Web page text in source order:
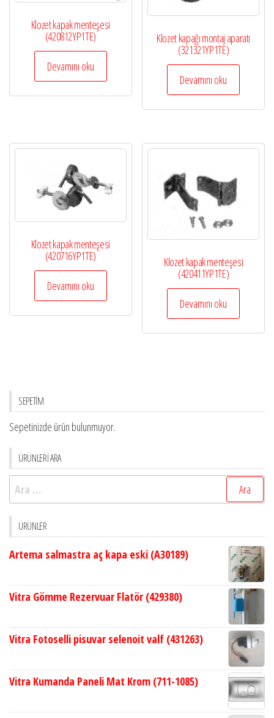
Klozet kapak menteşesi
(420812YP1TE)
Devamını oku
Klozet kapağı montaj aparatı
(321321YP1TE)
Devamını oku
Klozet kapak menteşesi
(420716YP1TE)
Devamını oku
Klozet kapak menteşesi
(420411YP1TE)
Devamını oku
SEPETİM
Sepetinizde ürün bulunmuyor.
ÜRÜNLERİ ARA
Arama:
ÜRÜNLER
Artema salmastra aç kapa eski (A30189)
Vitra Gömme Rezervuar Flatör (429380)
Vitra Fotoselli pisuvar selenoit valf (431263)
Vitra Kumanda Paneli Mat Krom (711-1085)